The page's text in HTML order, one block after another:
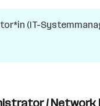
in
(IT-
/ Network